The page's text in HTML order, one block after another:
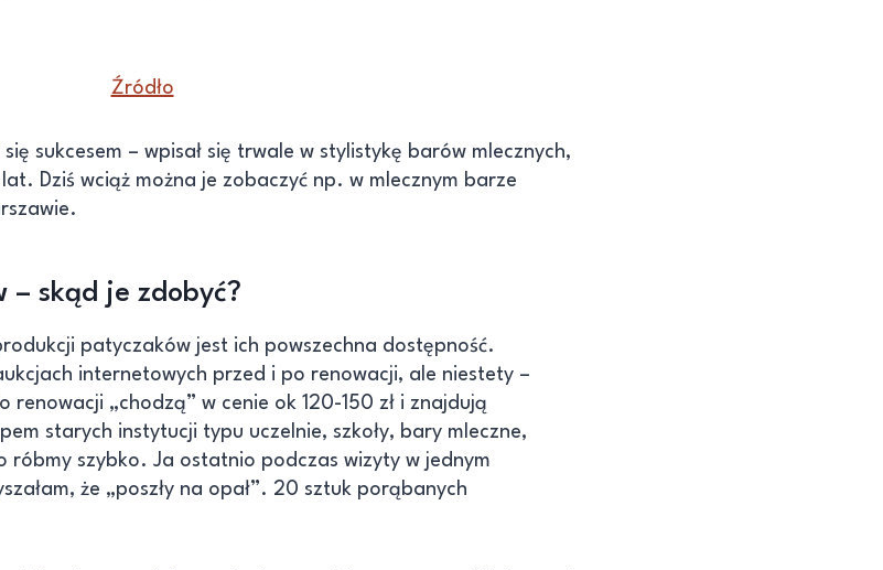
Źródło
sukcesem – wpisał się trwale w stylistykę barów mlecznych,
Dziś wciąż można je zobaczyć np. w mlecznym barze
– skąd je zdobyć?
patyczaków jest ich powszechna dostępność.
internetowych przed i po renowacji, ale niestety –
„chodzą” w cenie ok 120-150 zł i znajdują
starych instytucji typu uczelnie, szkoły, bary mleczne,
róbmy szybko. Ja ostatnio podczas wizyty w jednym
że „poszły na opał”. 20 sztuk porąbanych